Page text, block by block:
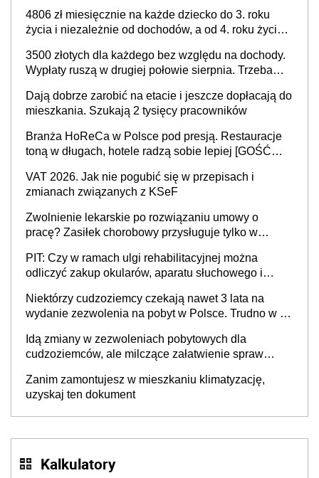
4806 zł miesięcznie na każde dziecko do 3. roku
życia i niezależnie od dochodów, a od 4. roku życia
spadku liczby urodzeń w Polsce
3500 złotych dla każdego bez względu na dochody.
Wypłaty ruszą w drugiej połowie sierpnia. Trzeba
Dają dobrze zarobić na etacie i jeszcze dopłacają do
mieszkania. Szukają 2 tysięcy pracowników
Branża HoReCa w Polsce pod presją. Restauracje
toną w długach, hotele radzą sobie lepiej [GOŚĆ
VAT 2026. Jak nie pogubić się w przepisach i
zmianach związanych z KSeF
Zwolnienie lekarskie po rozwiązaniu umowy o
pracę? Zasiłek chorobowy przysługuje tylko w
stosunku pracy
PIT: Czy w ramach ulgi rehabilitacyjnej można
odliczyć zakup okularów, aparatu słuchowego i
Niektórzy cudzoziemcy czekają nawet 3 lata na
wydanie zezwolenia na pobyt w Polsce. Trudno w to
to realny problem
Idą zmiany w zezwoleniach pobytowych dla
cudzoziemców, ale milczące załatwienie spraw
Zanim zamontujesz w mieszkaniu klimatyzację,
uzyskaj ten dokument
Kalkulatory